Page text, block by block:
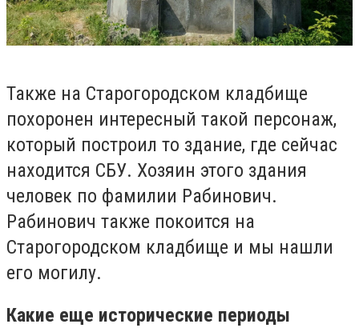
Также на Старогородском кладбище
похоронен интересный такой персонаж,
который построил то здание, где сейчас
находится СБУ. Хозяин этого здания
человек по фамилии Рабинович.
Рабинович также покоится на
Старогородском кладбище и мы нашли
его могилу.
Какие еще исторические периоды